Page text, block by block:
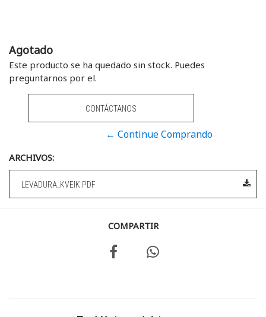
Agotado
Este producto se ha quedado sin stock. Puedes
preguntarnos por el.
CONTÁCTANOS
← Continue Comprando
ARCHIVOS:
LEVADURA_KVEIK.PDF
COMPARTIR